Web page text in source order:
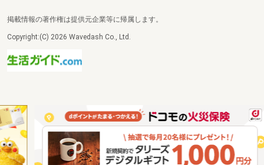
掲載情報の著作権は提供元企業等に帰属します。
Copyright:(C) 2026 Wavedash Co., Ltd.